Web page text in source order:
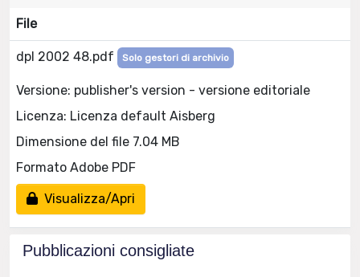
File
dpl 2002 48.pdf Solo gestori di archivio
Versione: publisher's version - versione editoriale
Licenza: Licenza default Aisberg
Dimensione del file 7.04 MB
Formato Adobe PDF
Visualizza/Apri
Pubblicazioni consigliate